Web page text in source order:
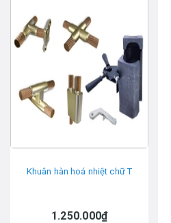
Khuân hàn hoá nhiệt chữ T
1.250.000₫